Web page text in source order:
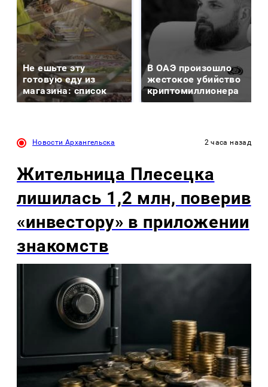
Не ешьте эту
готовую еду из
магазина: список
В ОАЭ произошло
жестокое убийство
криптомиллионера
Новости Архангельска 2 часа назад
Жительница Плесецка
лишилась 1,2 млн, поверив
«инвестору» в приложении
знакомств